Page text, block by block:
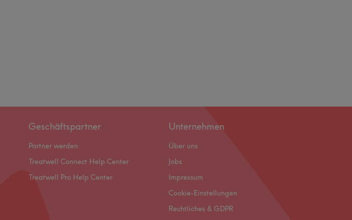
Geschäftspartner
Partner werden
Treatwell Connect Help Center
Treatwell Pro Help Center
Unternehmen
Über uns
Jobs
Impressum
Cookie-Einstellungen
Rechtliches & GDPR